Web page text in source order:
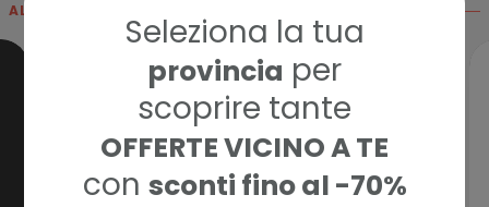
Seleziona la tua
provincia per
scoprire tante
OFFERTE VICINO A TE
con sconti fino al -70%
ALTRE CARD